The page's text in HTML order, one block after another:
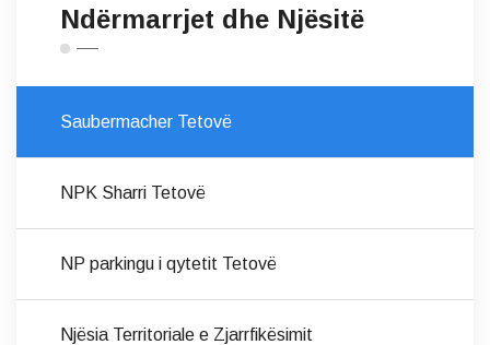
Ndërmarrjet dhe Njësitë
Saubermacher Tetovë
NPK Sharri Tetovë
NP parkingu i qytetit Tetovë
Njësia Territoriale e Zjarrfikësimit